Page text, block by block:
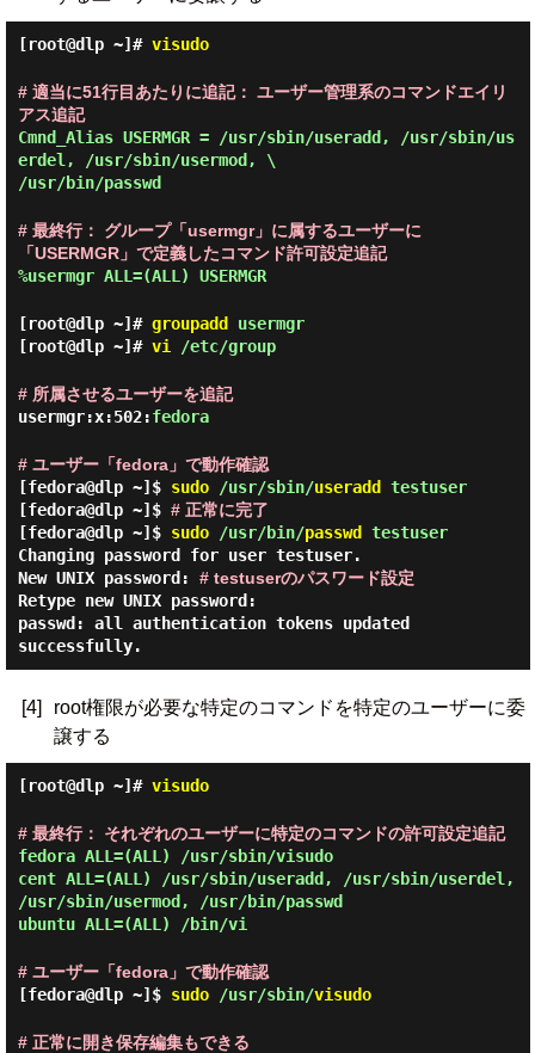
[root@dlp ~]# visudo
# 適当に51行目あたりに追記： ユーザー管理系のコマンドエイリ
アス追記
Cmnd_Alias USERMGR = /usr/sbin/useradd, /usr/sbin/us
erdel, /usr/sbin/usermod, \
/usr/bin/passwd
# 最終行： グループ「usermgr」に属するユーザーに
「USERMGR」で定義したコマンド許可設定追記
%usermgr ALL=(ALL) USERMGR
[root@dlp ~]# groupadd usermgr
[root@dlp ~]# vi /etc/group
# 所属させるユーザーを追記
usermgr:x:502:fedora
# ユーザー「fedora」で動作確認
[fedora@dlp ~]$ sudo/usr/sbin/useradd testuser
[fedora@dlp ~]$ # 正常に完了
[fedora@dlp ~]$ sudo/usr/bin/passwd testuser
Changing password for user testuser.
New UNIX password: # testuserのパスワード設定
Retype new UNIX password:
passwd: all authentication tokens updated
successfully.
[4]
root権限が必要な特定のコマンドを特定のユーザーに委
譲する
[root@dlp ~]# visudo
# 最終行： それぞれのユーザーに特定のコマンドの許可設定追記
fedora ALL=(ALL) /usr/sbin/visudo
cent ALL=(ALL) /usr/sbin/useradd, /usr/sbin/userdel,
/usr/sbin/usermod, /usr/bin/passwd
ubuntu ALL=(ALL) /bin/vi
# ユーザー「fedora」で動作確認
[fedora@dlp ~]$ sudo/usr/sbin/visudo
# 正常に開き保存編集もできる